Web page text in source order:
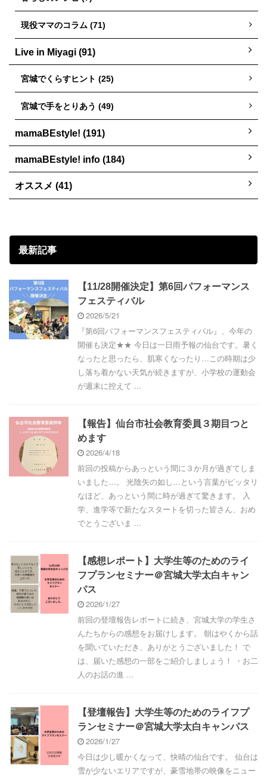
現役ママのコラム (71)
Live in Miyagi (91)
宮城でくらすヒント (25)
宮城で手をとりあう (49)
mamaBEstyle! (191)
mamaBEstyle! info (184)
オススメ (41)
最新記事
【11/28開催決定】第6回パフォーマンス
フェスティバル
2026/5/21
『第6回パフォーマンスフェスティバル』、今年の
開催も決定★★ 今日は一日雨予報の仙台です。暑く
なったと思ったら、肌寒くなったり…この時期は少
し落ち着かない天気が続きますが、小学校の運動会
が週末に控えて ...
【報告】仙台市社会教育委員３期目つと
めます
2026/4/18
前回の投稿からあっという間に３か月が過ぎてしま
いました…。 光陰矢の如し…という言葉がピッタリ
なほど、あっという間に時が過ぎて驚きます。 入
学、進学等で新たなスタートを切った皆さん、おめ
でとうございま ...
【感想レポート】大学生等のためのライ
フプランセミナー＠宮城大学太白キャン
パス
2026/1/27
前回の登壇報告レポートに続き、宮城大学の学生さ
んたちからの感想をお届けします。 朝はやくから話
を聞いていただき、ありがとうございました！ で
は、届いた感想の一部をご紹介しましょう！ ・お二
人のお話の進 ...
【登壇報告】大学生等のためのライフプ
ランセミナー＠宮城大学太白キャンパス
2026/1/27
今日は少し暖かくなって、快晴の仙台です。 仙台は
雪が少ないエリアですが、豪雪地帯の映像をニュー